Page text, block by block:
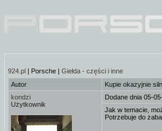
924.pl | Porsche | Giełda - części i inne
Autor
Kupie okazyjnie
kondzi
Użytkownik
Dodane dnia 05-
Jak w temacie,
Potrzebuje do